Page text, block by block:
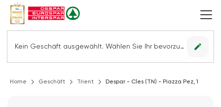
Kein Geschäft ausgewählt. Wählen Sie Ihr bevorzugtes Geschäft, um alle Angebote sehen zu können. edit
Home Geschäft Trient Despar - Cles (TN) - Piazza Pez, 1